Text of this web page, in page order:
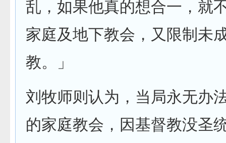
乱，如果他真的想合一，就
家庭及地下教会，又限制未
教。」
刘牧师则认为，当局永无办
的家庭教会，因基督教没圣